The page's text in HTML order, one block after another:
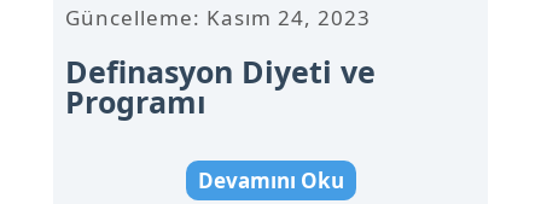
Definasyon Diyeti ve
Programı
Güncelleme: Kasım 24, 2023
Devamını Oku